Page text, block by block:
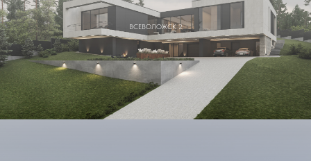
ВСЕВОЛОЖСК 2